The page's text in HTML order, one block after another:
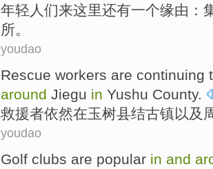
年轻 人们来这里还有一个缘由 ：
所。
youdao
Rescue workers are continuing
around Jiegu in Yushu County.
救援者依然在玉树县结古镇以及
youdao
Golf clubs are popular in and